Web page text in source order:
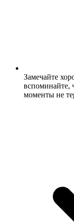
Замечайте
вспоминайте,
моменты не